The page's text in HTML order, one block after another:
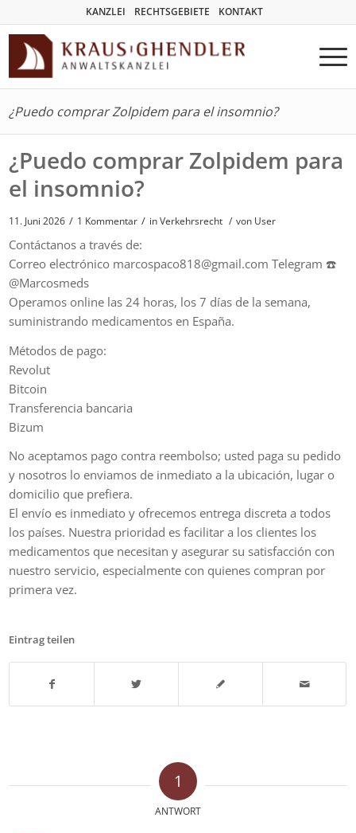
KANZLEI RECHTSGEBIETE KONTAKT
¿Puedo comprar Zolpidem para el insomnio?
¿Puedo comprar Zolpidem para
el insomnio?
11. Juni 2026 / 1 Kommentar / inVerkehrsrecht / von User
Contáctanos a través de:
Correo electrónico marcospaco818@gmail.com Telegram ☎️
@Marcosmeds
Operamos online las 24 horas, los 7 días de la semana,
suministrando medicamentos en España.
Métodos de pago:
Revolut
Bitcoin
Transferencia bancaria
Bizum
No aceptamos pago contra reembolso; usted paga su pedido
y nosotros lo enviamos de inmediato a la ubicación, lugar o
domicilio que prefiera.
El envío es inmediato y ofrecemos entrega discreta a todos
los países. Nuestra prioridad es facilitar a los clientes los
medicamentos que necesitan y asegurar su satisfacción con
nuestro servicio, especialmente con quienes compran por
primera vez.
Eintrag teilen
1
ANTWORT